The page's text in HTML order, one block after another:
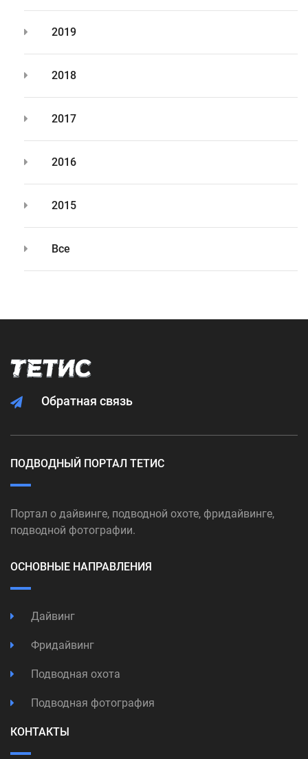
2019
2018
2017
2016
2015
Все
Обратная связь
ПОДВОДНЫЙ ПОРТАЛ ТЕТИС
Портал о дайвинге, подводной охоте, фридайвинге,
подводной фотографии.
ОСНОВНЫЕ НАПРАВЛЕНИЯ
Дайвинг
Фридайвинг
Подводная охота
Подводная фотография
КОНТАКТЫ